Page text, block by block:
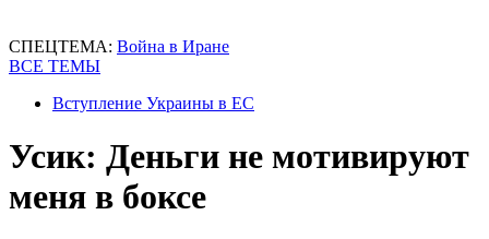
СПЕЦТЕМА: Война в Иране
ВСЕ ТЕМЫ
Вступление Украины в ЕС
Усик: Деньги не мотивируют
меня в боксе